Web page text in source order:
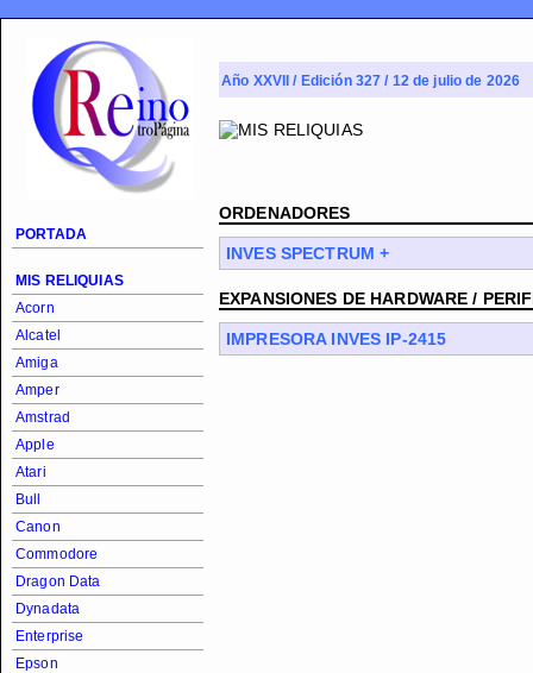
PORTADA
MIS RELIQUIAS
Acorn
Alcatel
Amiga
Amper
Amstrad
Apple
Atari
Bull
Canon
Commodore
Dragon Data
Dynadata
Enterprise
Epson
Año XXVII / Edición 327 / 12 de julio de 2026
ORDENADORES
INVES SPECTRUM +
EXPANSIONES DE HARDWARE /
IMPRESORA INVES IP-2415